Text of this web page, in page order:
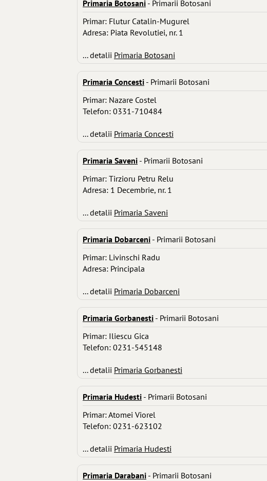
Primaria Botosani - Primarii Botosani
Primar: Flutur Catalin-Mugurel
Adresa: Piata Revolutiei, nr. 1
... detalii Primaria Botosani
Primaria Concesti - Primarii Botosani
Primar: Nazare Costel
Telefon: 0331-710484
... detalii Primaria Concesti
Primaria Saveni - Primarii Botosani
Primar: Tirzioru Petru Relu
Adresa: 1 Decembrie, nr. 1
... detalii Primaria Saveni
Primaria Dobarceni - Primarii Botosani
Primar: Livinschi Radu
Adresa: Principala
... detalii Primaria Dobarceni
Primaria Gorbanesti - Primarii Botosani
Primar: Iliescu Gica
Telefon: 0231-545148
... detalii Primaria Gorbanesti
Primaria Hudesti - Primarii Botosani
Primar: Atomei Viorel
Telefon: 0231-623102
... detalii Primaria Hudesti
Primaria Darabani - Primarii Botosani